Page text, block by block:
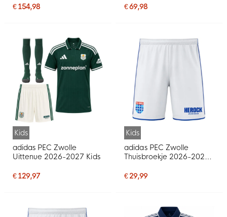
Donkerblauw
€ 154,98
€ 69,98
Kids
adidas PEC Zwolle
Uittenue 2026-2027 Kids
€ 129,97
Kids
adidas PEC Zwolle
Thuisbroekje 2026-2027
€ 29,99